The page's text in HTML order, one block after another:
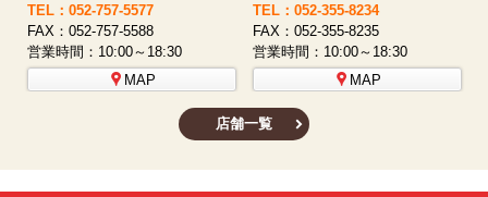
TEL：052-757-5577
FAX：052-757-5588
営業時間：10:00～18:30
MAP
TEL：052-355-8234
FAX：052-355-8235
営業時間：10:00～18:30
MAP
店舗一覧